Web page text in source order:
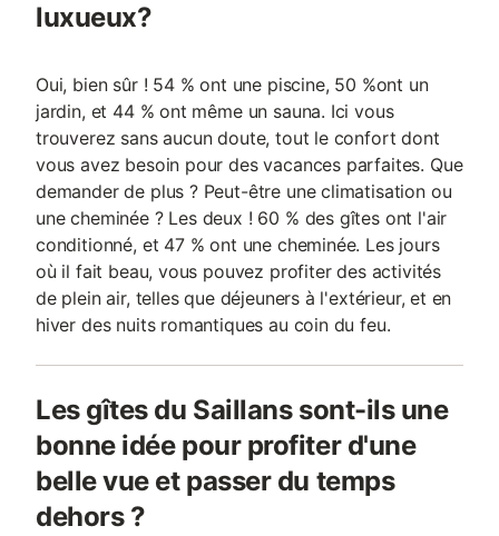
luxueux?
Oui, bien sûr ! 54 % ont une piscine, 50 %ont un
jardin, et 44 % ont même un sauna. Ici vous
trouverez sans aucun doute, tout le confort dont
vous avez besoin pour des vacances parfaites. Que
demander de plus ? Peut-être une climatisation ou
une cheminée ? Les deux ! 60 % des gîtes ont l'air
conditionné, et 47 % ont une cheminée. Les jours
où il fait beau, vous pouvez profiter des activités
de plein air, telles que déjeuners à l'extérieur, et en
hiver des nuits romantiques au coin du feu.
Les gîtes du Saillans sont-ils une
bonne idée pour profiter d'une
belle vue et passer du temps
dehors ?